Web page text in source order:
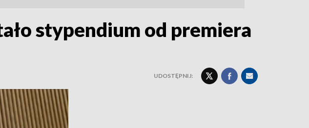
stypendium od premiera
UDOSTĘPNIJ: